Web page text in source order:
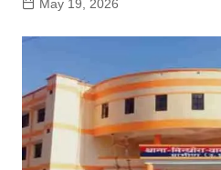
May 19, 2026